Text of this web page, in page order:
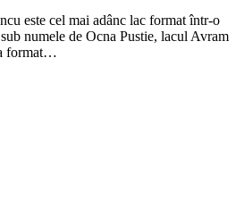
este cel mai adânc lac format într-o
numele de Ocna Pustie, lacul Avram
format…